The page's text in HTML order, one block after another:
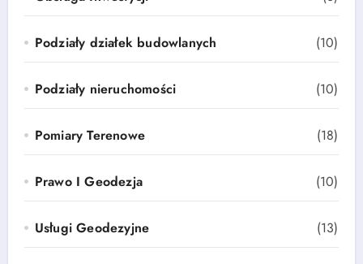
Podziały działek budowlanych (10)
Podziały nieruchomości (10)
Pomiary Terenowe (18)
Prawo I Geodezja (10)
Usługi Geodezyjne (13)